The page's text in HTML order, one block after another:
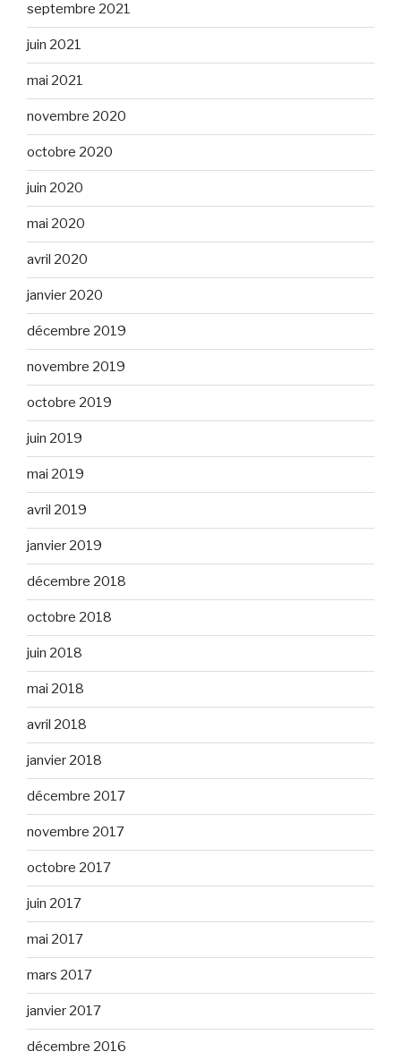
septembre 2021
juin 2021
mai 2021
novembre 2020
octobre 2020
juin 2020
mai 2020
avril 2020
janvier 2020
décembre 2019
novembre 2019
octobre 2019
juin 2019
mai 2019
avril 2019
janvier 2019
décembre 2018
octobre 2018
juin 2018
mai 2018
avril 2018
janvier 2018
décembre 2017
novembre 2017
octobre 2017
juin 2017
mai 2017
mars 2017
janvier 2017
décembre 2016